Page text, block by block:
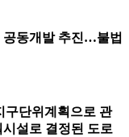
동개발 추진…불법
구단위계획으로 관
설로 결정된 도로